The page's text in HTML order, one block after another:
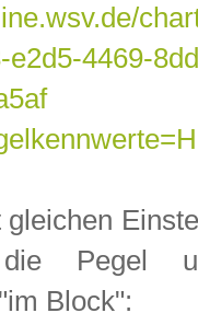
4469-
Pegel
Block":